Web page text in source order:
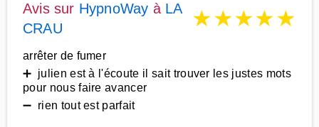
Avis sur HypnoWay à LA
CRAU
★★★★★
arrêter de fumer
➕ julien est à l'écoute il sait trouver les justes mots
pour nous faire avancer
➖ rien tout est parfait